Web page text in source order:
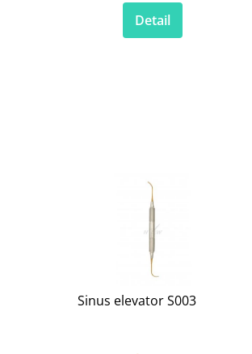
Detail
Sinus elevator S003